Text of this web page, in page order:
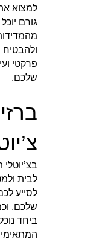
למצוא
גורם
פרקטי
שלכם.
לבית
לסייע
שלכם,
ביחד